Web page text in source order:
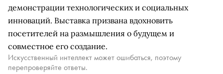
демонстрации технологических и социальных
инноваций. Выставка призвана вдохновить
посетителей на размышления о будущем и
совместное его создание.
Искусственный интеллект может ошибаться, поэтому
перепроверяйте ответы.